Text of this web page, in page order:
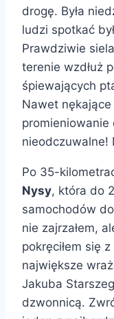
drogę. Była
ludzi spotkać
Prawdziwie
terenie wzdłuż
śpiewających
Nawet
promieniowanie
nieodczuwalne!
Po 35-
Nysy, która do
samochodów
nie zajrzałem,
pokręciłem się
największe
Jakuba
dzwonnicą.